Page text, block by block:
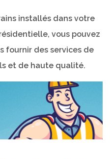
installés dans votre
vous pouvez
fournir des services de
et de haute qualité.